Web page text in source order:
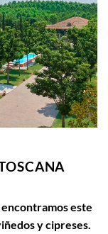
este
y cipreses.